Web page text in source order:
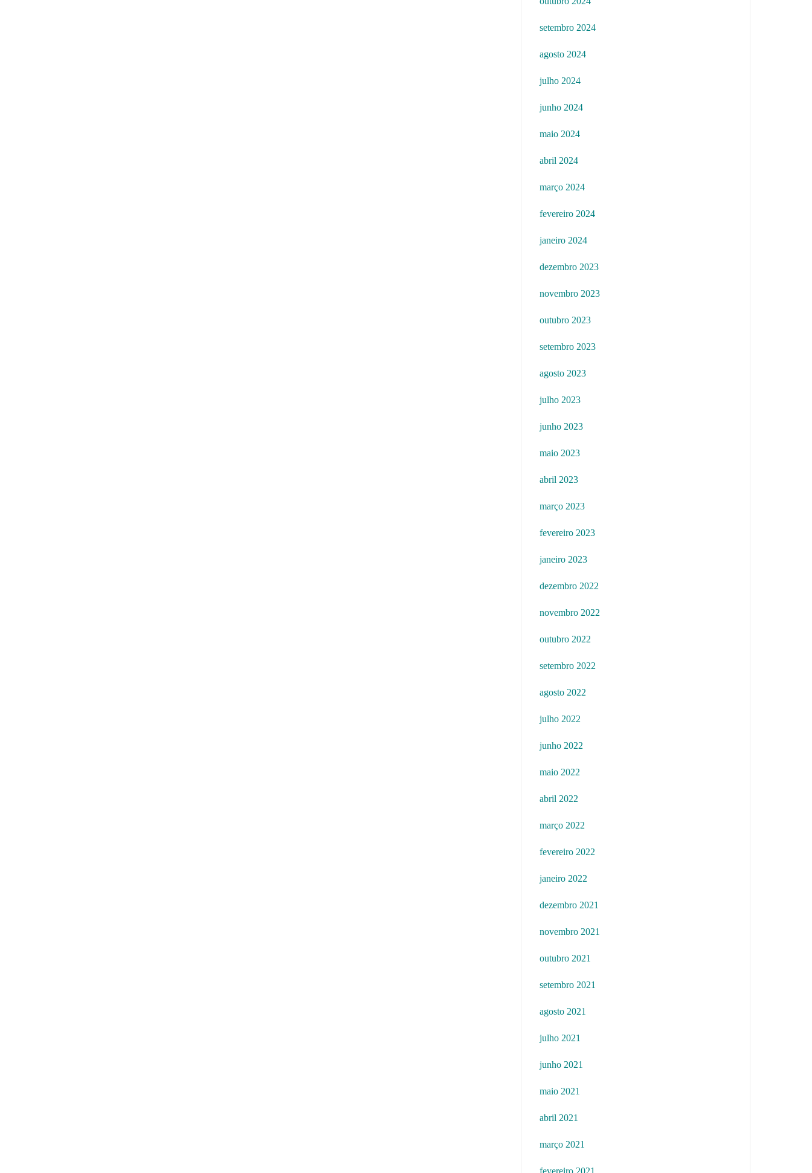
setembro 2024
agosto 2024
julho 2024
junho 2024
maio 2024
abril 2024
março 2024
fevereiro 2024
janeiro 2024
dezembro 2023
novembro 2023
outubro 2023
setembro 2023
agosto 2023
julho 2023
junho 2023
maio 2023
abril 2023
março 2023
fevereiro 2023
janeiro 2023
dezembro 2022
novembro 2022
outubro 2022
setembro 2022
agosto 2022
julho 2022
junho 2022
maio 2022
abril 2022
março 2022
fevereiro 2022
janeiro 2022
dezembro 2021
novembro 2021
outubro 2021
setembro 2021
agosto 2021
julho 2021
junho 2021
maio 2021
abril 2021
março 2021